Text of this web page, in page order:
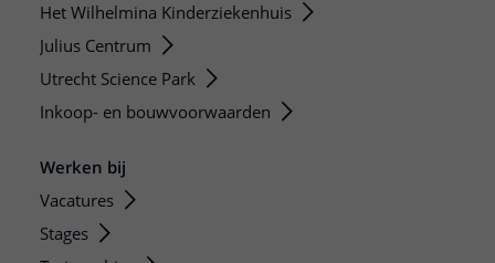
Het Wilhelmina Kinderziekenhuis
Julius Centrum
Utrecht Science Park
Inkoop- en bouwvoorwaarden
Werken bij
Vacatures
Stages